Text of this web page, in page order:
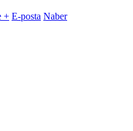
+ E-posta Naber